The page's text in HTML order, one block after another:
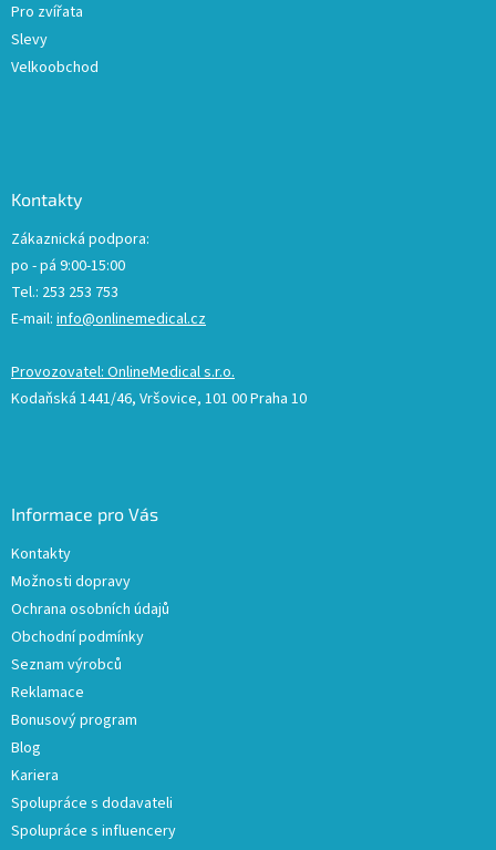
Pro zvířata
Slevy
Velkoobchod
Kontakty
Zákaznická podpora:
po - pá 9:00-15:00
Tel.: 253 253 753
E-mail: info@onlinemedical.cz
Provozovatel: OnlineMedical s.r.o.
Kodaňská 1441/46, Vršovice, 101 00 Praha 10
Informace pro Vás
Kontakty
Možnosti dopravy
Ochrana osobních údajů
Obchodní podmínky
Seznam výrobců
Reklamace
Bonusový program
Blog
Kariera
Spolupráce s dodavateli
Spolupráce s influencery